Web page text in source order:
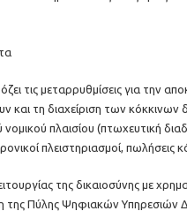
τις μεταρρυθμίσεις για την
και τη διαχείριση των κόκκινων
πλαισίου (πτωχευτική
πλειστηριασμοί, πωλήσεις
της δικαιοσύνης με
της Πύλης Ψηφιακών